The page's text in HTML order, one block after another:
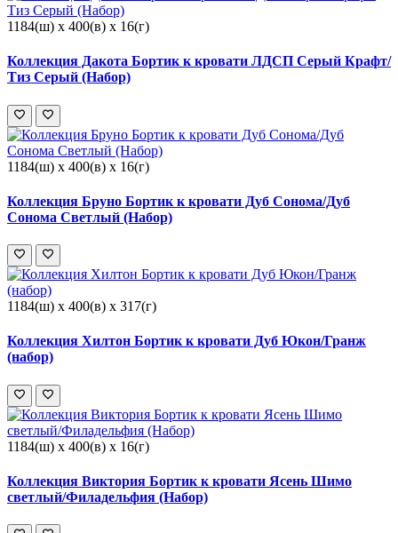
1184(ш) x 400(в) x 16(г)
Коллекция Дакота Бортик к кровати ЛДСП Серый Крафт/
Тиз Серый (Набор)
1184(ш) x 400(в) x 16(г)
Коллекция Бруно Бортик к кровати Дуб Сонома/Дуб
Сонома Светлый (Набор)
1184(ш) x 400(в) x 317(г)
Коллекция Хилтон Бортик к кровати Дуб Юкон/Гранж
(набор)
1184(ш) x 400(в) x 16(г)
Коллекция Виктория Бортик к кровати Ясень Шимо
светлый/Филадельфия (Набор)